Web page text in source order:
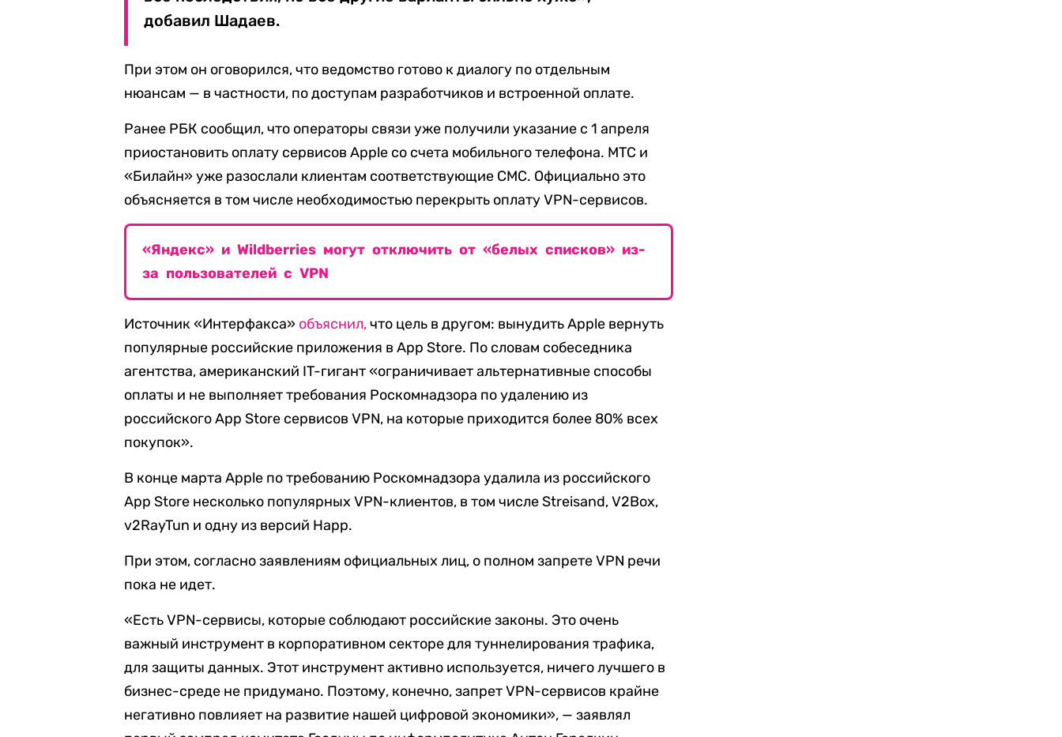
добавил Шадаев.
При этом он оговорился, что ведомство готово к диалогу по отдельным
нюансам — в частности, по доступам разработчиков и встроенной оплате.
Ранее РБК сообщил, что операторы связи уже получили указание с 1 апреля
приостановить оплату сервисов Apple со счета мобильного телефона. МТС и
«Билайн» уже разослали клиентам соответствующие СМС. Официально это
объясняется в том числе необходимостью перекрыть оплату VPN-сервисов.
«Яндекс» и Wildberries могут отключить от «белых списков» из-
за пользователей с VPN
Источник «Интерфакса» объяснил,что цель в другом: вынудить Apple вернуть
популярные российские приложения в App Store. По словам собеседника
агентства, американский IT-гигант «ограничивает альтернативные способы
оплаты и не выполняет требования Роскомнадзора по удалению из
российского App Store сервисов VPN, на которые приходится более 80% всех
покупок».
В конце марта Apple по требованию Роскомнадзора удалила из российского
App Store несколько популярных VPN-клиентов, в том числе Streisand, V2Box,
v2RayTun и одну из версий Happ.
При этом, согласно заявлениям официальных лиц, о полном запрете VPN речи
пока не идет.
«Есть VPN-сервисы, которые соблюдают российские законы. Это очень
важный инструмент в корпоративном секторе для туннелирования трафика,
для защиты данных. Этот инструмент активно используется, ничего лучшего в
бизнес-среде не придумано. Поэтому, конечно, запрет VPN-сервисов крайне
негативно повлияет на развитие нашей цифровой экономики», — заявлял